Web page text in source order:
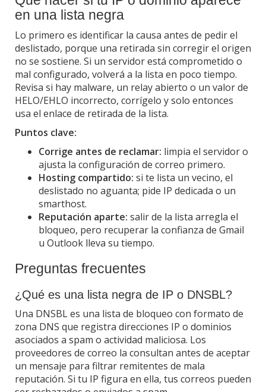
en una lista negra
Lo primero es identificar la causa antes de pedir el
deslistado, porque una retirada sin corregir el origen
no se sostiene. Si un servidor está comprometido o
mal configurado, volverá a la lista en poco tiempo.
Revisa si hay malware, un relay abierto o un valor de
HELO/EHLO incorrecto, corrígelo y solo entonces
usa el enlace de retirada de la lista.
Puntos clave:
Corrige antes de reclamar: limpia el servidor o
ajusta la configuración de correo primero.
Hosting compartido: si te lista un vecino, el
deslistado no aguanta; pide IP dedicada o un
smarthost.
Reputación aparte: salir de la lista arregla el
bloqueo, pero recuperar la confianza de Gmail
u Outlook lleva su tiempo.
Preguntas frecuentes
¿Qué es una lista negra de IP o DNSBL?
Una DNSBL es una lista de bloqueo con formato de
zona DNS que registra direcciones IP o dominios
asociados a spam o actividad maliciosa. Los
proveedores de correo la consultan antes de aceptar
un mensaje para filtrar remitentes de mala
reputación. Si tu IP figura en ella, tus correos pueden